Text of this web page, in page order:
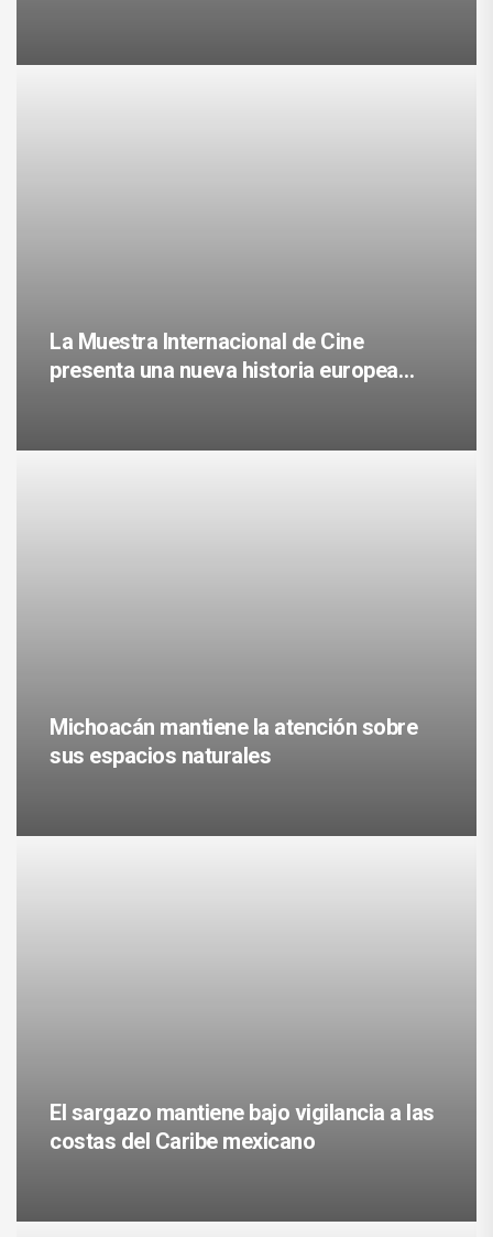
La Muestra Internacional de Cine
presenta una nueva historia europea
Michoacán mantiene la atención sobre
sus espacios naturales
El sargazo mantiene bajo vigilancia a las
costas del Caribe mexicano